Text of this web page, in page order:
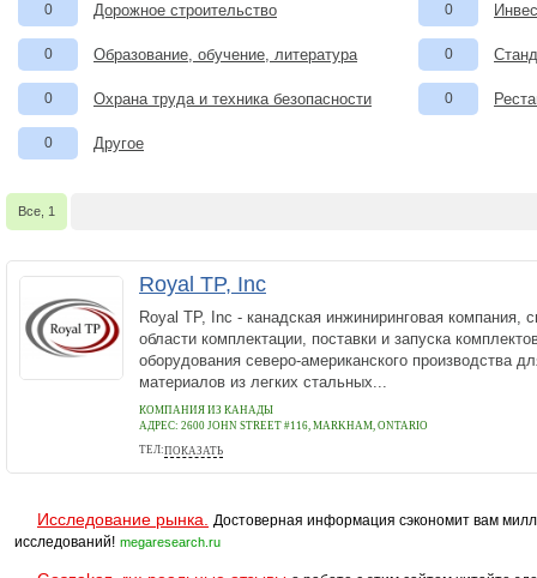
0 Дорожное строительство 0
0 Образование, обучение, литература 0
0 Охрана труда и техника безопасности 0
0 Другое
Все, 1
Royal TP, Inc
Royal TP, Inc - канадская инжиниринговая компания,
области комплектации, поставки и запуска
оборудования северо-американского производства
материалов из легких стальных...
КОМПАНИЯ ИЗ КАНАДЫ
АДРЕС: 2600 JOHN STREET #116, MARKHAM, ONTARIO
ТЕЛ:ПОКАЗАТЬ
+16479664336
Исследование рынка.
Достоверная информация сэкономит вам
исследований! megaresearch.ru